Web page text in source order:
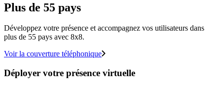
Plus de 55 pays
Développez votre présence et accompagnez vos utilisateurs dans
plus de 55 pays avec 8x8.
Voir la couverture téléphonique
Déployer votre présence virtuelle